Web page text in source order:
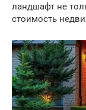
ландшафт не
стоимость